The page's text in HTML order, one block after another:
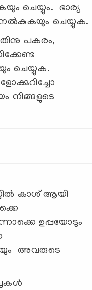
ചെയ്യും. ഭാര്യ
ചെയ്യുക.
പകരം,
ചെയ്യുക.
നിങ്ങളുടെ
കാശ് ആയി
ഉപ്പയോടും
അവരുടെ